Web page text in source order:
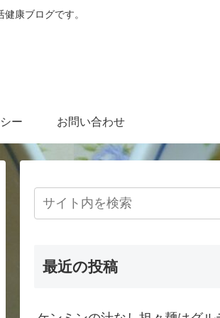
康ブログです。
ー お問い合わせ
最近の投稿